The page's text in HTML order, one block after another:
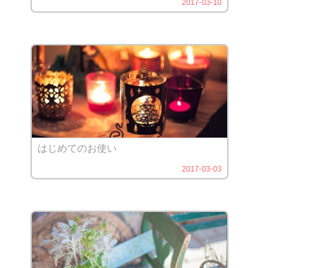
2017-03-10
はじめてのお使い
2017-03-03